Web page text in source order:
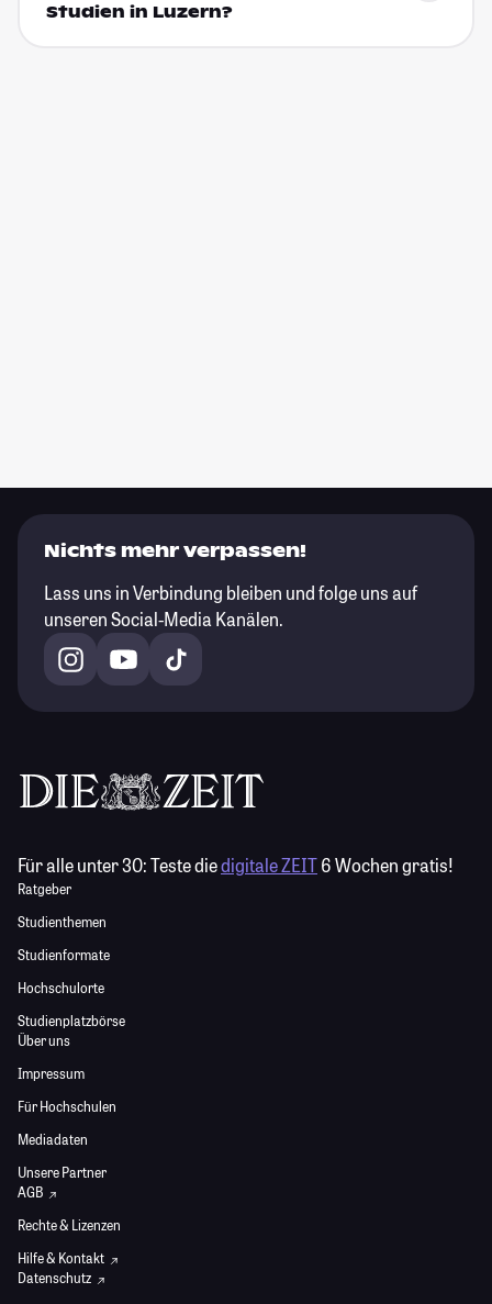
Studien in Luzern?
Nichts mehr verpassen!
Lass uns in Verbindung bleiben und folge uns auf
unseren Social-Media Kanälen.
Für alle unter 30:Teste diedigitale ZEIT6 Wochen gratis!
Ratgeber
Studienthemen
Studienformate
Hochschulorte
Studienplatzbörse
Über uns
Impressum
Für Hochschulen
Mediadaten
Unsere Partner
AGB
Rechte & Lizenzen
Hilfe & Kontakt
Datenschutz